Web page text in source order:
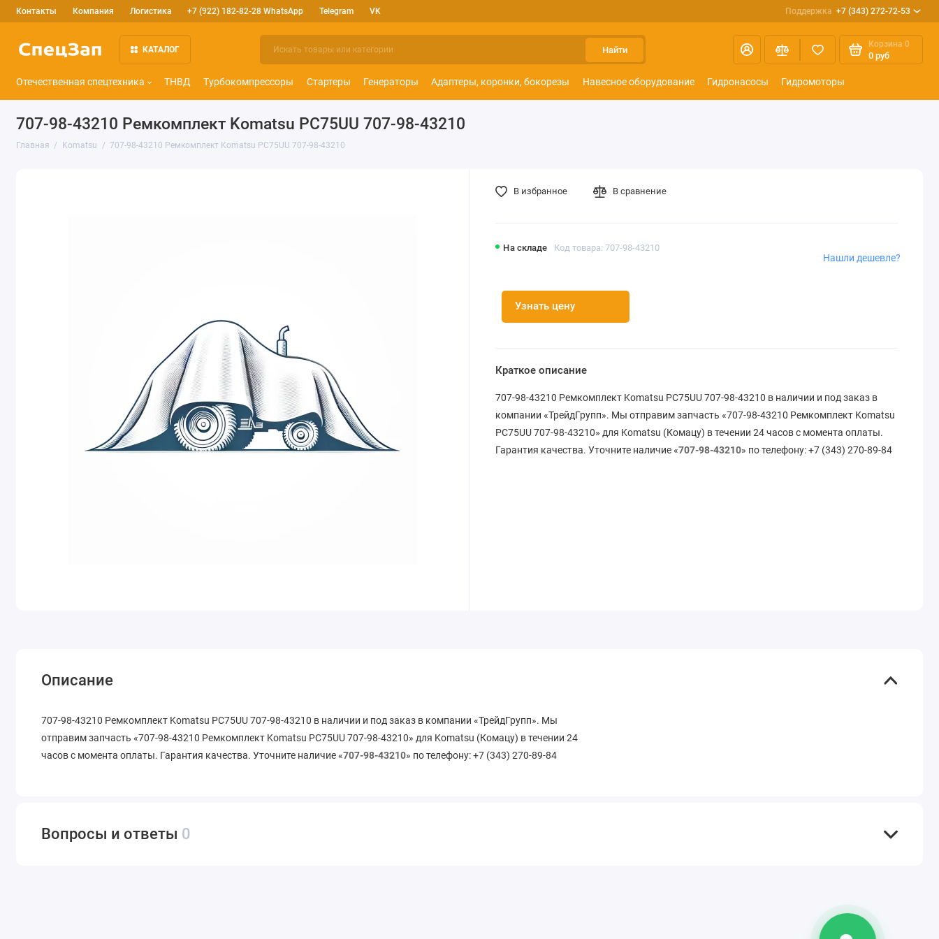
Контакты Компания Логистика +7 (922) 182-82-28 WhatsApp Telegram VK Поддержка +7 (343) 272-72-53
КАТАЛОГ Найти
Корзина 0
0 руб
Отечественная спецтехника ТНВД Турбокомпрессоры Стартеры Генераторы Адаптеры, коронки, бокорезы Навесное оборудование Гидронасосы Гидромоторы
707-98-43210 Ремкомплект Komatsu PC75UU 707-98-43210
Главная Komatsu 707-98-43210 Ремкомплект Komatsu PC75UU 707-98-43210
На складе Код товара: 707-98-43210
Узнать цену
Нашли дешевле?
В избранное В сравнение
Краткое описание
707-98-43210 Ремкомплект Komatsu PC75UU 707-98-43210 в наличии и под заказ в
компании «ТрейдГрупп». Мы отправим запчасть «707-98-43210 Ремкомплект Komatsu
PC75UU 707-98-43210» для Komatsu (Комацу) в течении 24 часов с момента оплаты.
Гарантия качества. Уточните наличие «707-98-43210» по телефону: +7 (343) 270-89-84
Описание
707-98-43210 Ремкомплект Komatsu PC75UU 707-98-43210 в наличии и под заказ в компании «ТрейдГрупп». Мы
отправим запчасть «707-98-43210 Ремкомплект Komatsu PC75UU 707-98-43210» для Komatsu (Комацу) в течении 24
часов с момента оплаты. Гарантия качества. Уточните наличие «707-98-43210» по телефону: +7 (343) 270-89-84
Вопросы и ответы 0